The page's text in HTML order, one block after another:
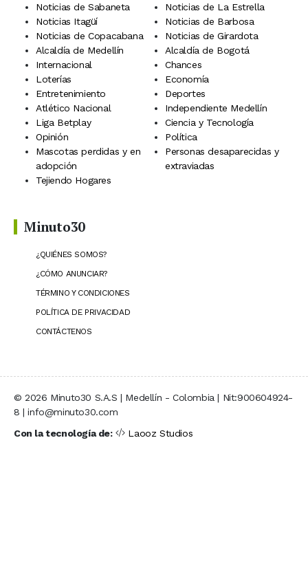
Noticias de Sabaneta
Noticias de La Estrella
Noticias Itagüí
Noticias de Barbosa
Noticias de Copacabana
Noticias de Girardota
Alcaldía de Medellín
Alcaldía de Bogotá
Internacional
Chances
Loterías
Economía
Entretenimiento
Deportes
Atlético Nacional
Independiente Medellín
Liga Betplay
Ciencia y Tecnología
Opinión
Política
Mascotas perdidas y en
adopción
Personas desaparecidas y
extraviadas
Tejiendo Hogares
Minuto30
¿QUIÉNES SOMOS?
¿CÓMO ANUNCIAR?
TÉRMINO Y CONDICIONES
POLÍTICA DE PRIVACIDAD
CONTÁCTENOS
© 2026 Minuto30 S.A.S | Medellín - Colombia | Nit:900604924-
8 | info@minuto30.com
Con la tecnología de:
Laooz Studios